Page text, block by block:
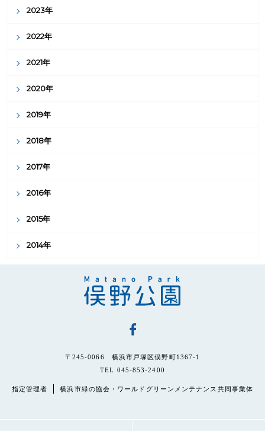
2023年
2022年
2021年
2020年
2019年
2018年
2017年
2016年
2015年
2014年
〒245-0066 横浜市戸塚区俣野町1367-1
TEL 045-853-2400
指定管理者 横浜市緑の協会・ワールドグリーンメンテナンス共同事業体